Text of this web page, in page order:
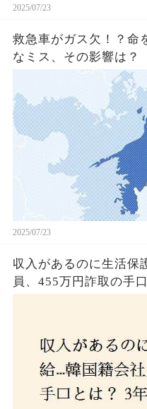
2025/07/23
救急車がガス欠！？命
なミス、その影響は？
2025/07/23
収入があるのに生活
員、455万円詐取の手